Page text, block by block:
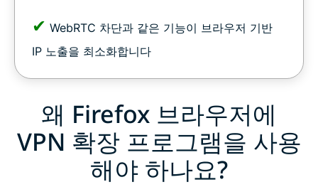
✔ WebRTC 차단과 같은 기능이 브라우저 기반
IP 노출을 최소화합니다
왜 Firefox 브라우저에
VPN 확장 프로그램을 사용
해야 하나요?